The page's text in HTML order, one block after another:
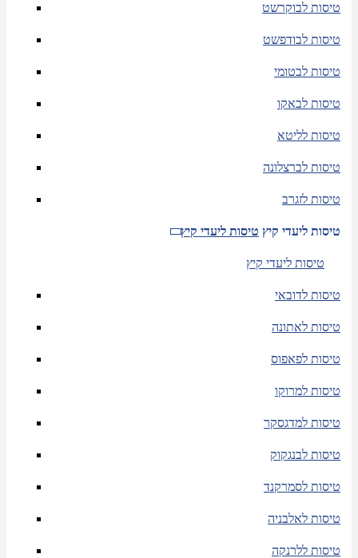
טיסות לבוקרשט
טיסות לבודפשט
טיסות לבטומי
טיסות לבאקו
טיסות לליטא
טיסות לברצלונה
טיסות לזגרב
טיסות ליעדי קיץ טיסות ליעדי קיץ
טיסות ליעדי קיץ
טיסות לדובאי
טיסות לאתונה
טיסות לפאפוס
טיסות למרוקו
טיסות למדגסקר
טיסות לבנגקוק
טיסות לסמרקנד
טיסות לאלבניה
טיסות ללרנקה